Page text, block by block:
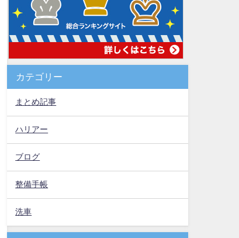
カテゴリー
まとめ記事
ハリアー
ブログ
整備手帳
洗車